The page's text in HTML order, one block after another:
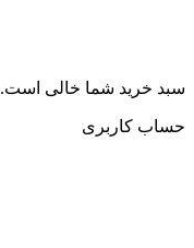
سبد خرید شما خالی است.
حساب کاربری